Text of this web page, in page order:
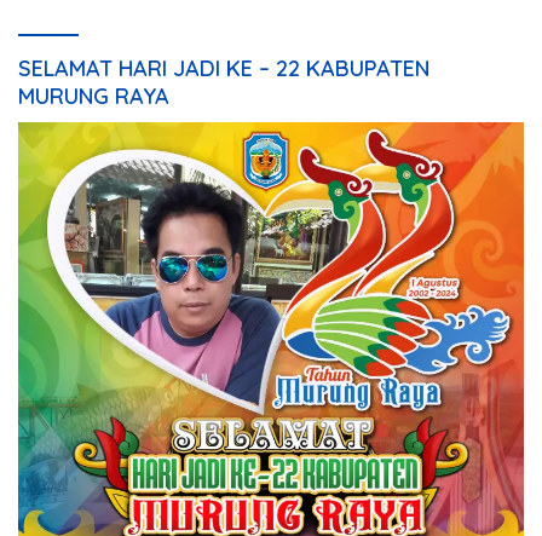
SELAMAT HARI JADI KE – 22 KABUPATEN
MURUNG RAYA